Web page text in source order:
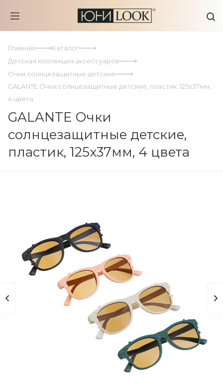
Главная
Каталог
Детская коллекция аксессуаров
Очки солнцезащитные детские
GALANTE Очки солнцезащитные детские, пластик, 125x37мм,
4 цвета
GALANTE Очки
солнцезащитные детские,
пластик, 125x37мм, 4 цвета